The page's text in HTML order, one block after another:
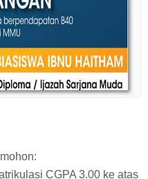
CGPA 3.00 ke atas